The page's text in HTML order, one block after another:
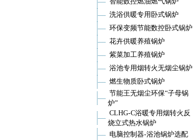
洗浴供暖专用卧式锅炉
环保变频节能数控卧式锅炉
花卉供暖养殖锅炉
紫菜加工养殖锅炉
浴池专用烟转火无烟尘锅炉
燃生物质卧式锅炉
节能王无烟尘环保“子母锅
炉”
CLHG-C浴暖专用烟转火反
烧立式热水锅炉
电脑控制器-浴池锅炉选配